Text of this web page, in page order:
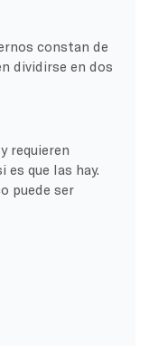
constan de
dividirse en dos
requieren
es que las hay.
puede ser